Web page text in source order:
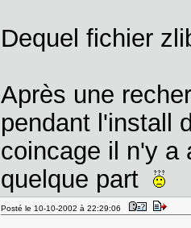
Dequel fichier
Après une
pendant l'install
coincage il n'y a
quelque part
Posté le 10-10-2002 à 22:29:06